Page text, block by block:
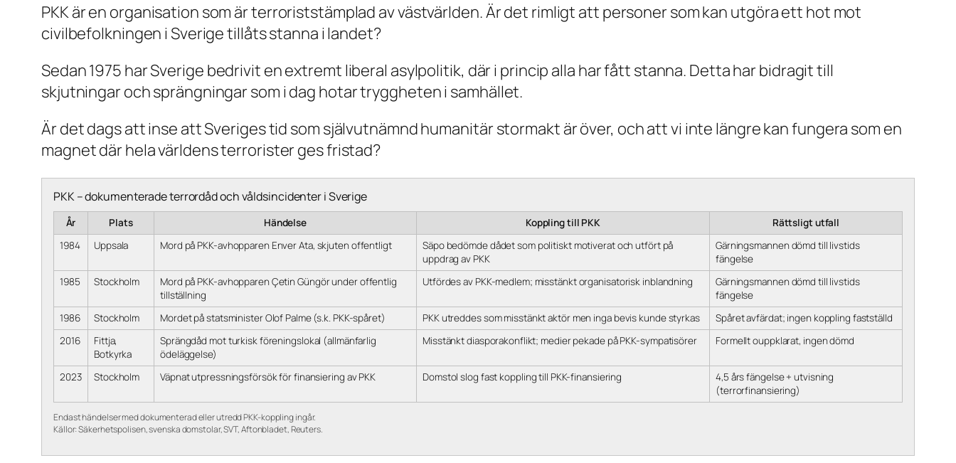
PKK är en organisation som är terroriststämplad av västvärlden. Är det rimligt att personer som kan utgöra ett hot mot
civilbefolkningen i Sverige tillåts stanna i landet?
Sedan 1975 har Sverige bedrivit en extremt liberal asylpolitik, där i princip alla har fått stanna. Detta har bidragit till
skjutningar och sprängningar som i dag hotar tryggheten i samhället.
Är det dags att inse att Sveriges tid som självutnämnd humanitär stormakt är över, och att vi inte längre kan fungera som en
magnet där hela världens terrorister ges fristad?
PKK – dokumenterade terrordåd och våldsincidenter i Sverige
År Plats Händelse Koppling till PKK
Rättsligt utfall
1984
Uppsala Mord på PKK-avhopparen Enver Ata, skjuten offentligt
Säpo bedömde dådet som politiskt motiverat och utfört på
uppdrag av PKK
Gärningsmannen dömd till livstids
fängelse
1985
Stockholm
Mord på PKK-avhopparen Çetin Güngör under offentlig
tillställning
Utfördes av PKK-medlem; misstänkt organisatorisk inblandning
Gärningsmannen dömd till livstids
fängelse
1986
Stockholm Mordet på statsminister Olof Palme (s.k. PKK-spåret) PKK utreddes som misstänkt aktör men inga bevis kunde styrkas
Spåret avfärdat; ingen koppling fastställd
2016
Fittja,
Botkyrka
Sprängdåd mot turkisk föreningslokal (allmänfarlig
ödeläggelse)
Misstänkt diasporakonflikt; medier pekade på PKK-sympatisörer Formellt ouppklarat, ingen dömd
2023 Stockholm Väpnat utpressningsförsök för finansiering av PKK Domstol slog fast koppling till PKK-finansiering
4,5 års fängelse + utvisning
(terrorfinansiering)
Endast händelser med dokumenterad eller utredd PKK-koppling ingår.
Källor: Säkerhetspolisen, svenska domstolar, SVT, Aftonbladet, Reuters.